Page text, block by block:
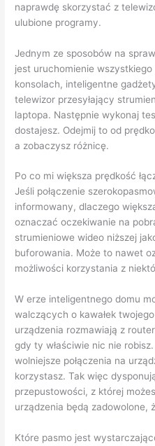
naprawdę skorzystać z
ulubione programy.
Jednym ze sposobów na
jest uruchomienie
konsolach, inteligentne
telewizor przesyłający
laptopa. Następnie wykonaj
dostajesz. Odejmij to od
a zobaczysz różnicę.
Po co mi większa prędkość
Jeśli połączenie
informowany, dlaczego
oznaczać oczekiwanie na
strumieniowe wideo niższej
buforowania. Może to nawet
możliwości korzystania z
W erze inteligentnego domu
walczących o kawałek
urządzenia rozmawiają z
gdy ty właściwie nic nie
wolniejsze połączenia na
korzystasz. Tak więc
przepustowości, z której
urządzenia będą zadowolone,
Które pasmo jest